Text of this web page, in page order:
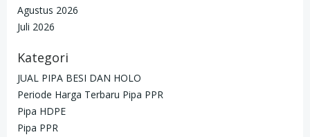
Agustus 2026
Juli 2026
Kategori
JUAL PIPA BESI DAN HOLO
Periode Harga Terbaru Pipa PPR
Pipa HDPE
Pipa PPR